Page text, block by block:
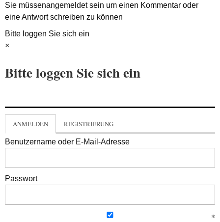
Sie müssenangemeldetsein um einen Kommentar oder
eine Antwort schreiben zu können
Bitte loggen Sie sich ein
×
Bitte loggen Sie sich ein
ANMELDEN REGISTRIERUNG
Benutzername oder E-Mail-Adresse
Passwort